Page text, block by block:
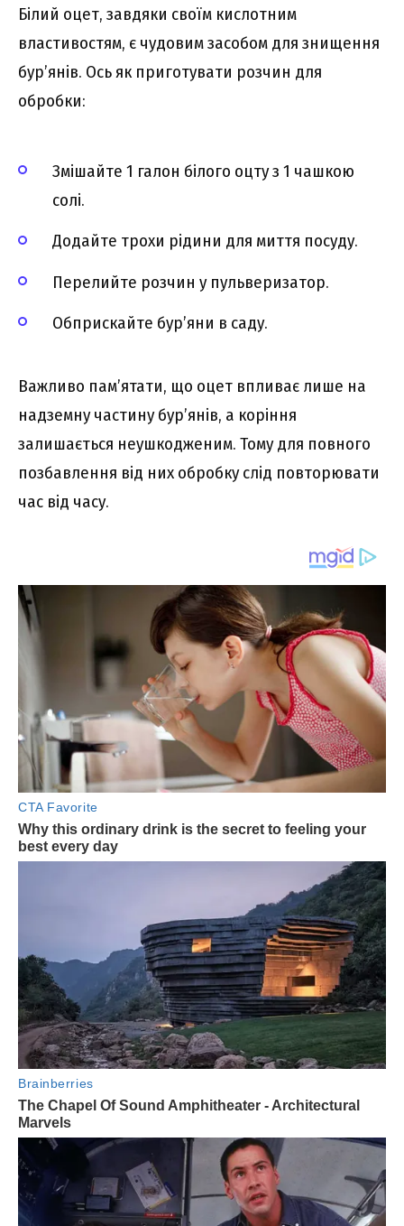
Білий оцет, завдяки своїм кислотним
властивостям, є чудовим засобом для знищення
бур’янів. Ось як приготувати розчин для
обробки:
Змішайте 1 галон білого оцту з 1 чашкою
солі.
Додайте трохи рідини для миття посуду.
Перелийте розчин у пульверизатор.
Обприскайте бур’яни в саду.
Важливо пам’ятати, що оцет впливає лише на
надземну частину бур’янів, а коріння
залишається неушкодженим. Тому для повного
позбавлення від них обробку слід повторювати
час від часу.